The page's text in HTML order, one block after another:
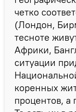
четко
(Лондон,
тесноте
Африки,
ситуации
коренных
процентов,